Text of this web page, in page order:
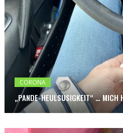
CORONA
„PANDE-HEULSUSIGKEIT“ … MICH